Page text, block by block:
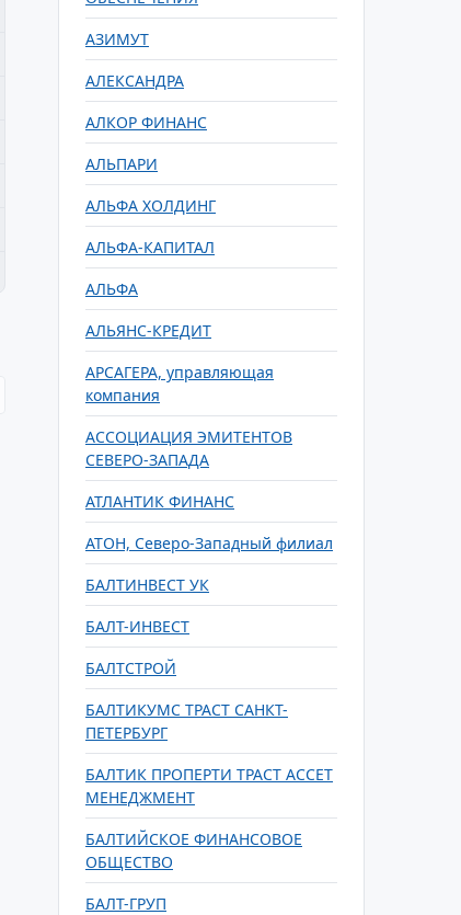
АЗИМУТ
АЛЕКСАНДРА
АЛКОР ФИНАНС
АЛЬПАРИ
АЛЬФА ХОЛДИНГ
АЛЬФА-КАПИТАЛ
АЛЬФА
АЛЬЯНС-КРЕДИТ
АРСАГЕРА, управляющая
компания
АССОЦИАЦИЯ ЭМИТЕНТОВ
СЕВЕРО-ЗАПАДА
АТЛАНТИК ФИНАНС
АТОН, Северо-Западный филиал
БАЛТИНВЕСТ УК
БАЛТ-ИНВЕСТ
БАЛТСТРОЙ
БАЛТИКУМС ТРАСТ САНКТ-
ПЕТЕРБУРГ
БАЛТИК ПРОПЕРТИ ТРАСТ АССЕТ
МЕНЕДЖМЕНТ
БАЛТИЙСКОЕ ФИНАНСОВОЕ
ОБЩЕСТВО
БАЛТ-ГРУП